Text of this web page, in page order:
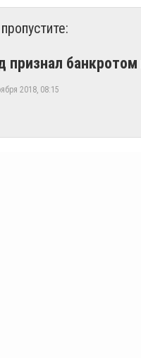
признал
2018, 08:15